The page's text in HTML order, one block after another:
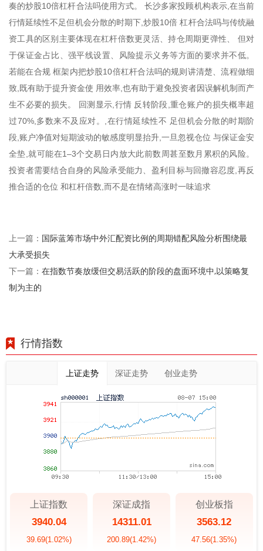
奏的炒股10倍杠杆合法吗使用方式。 长沙多家投顾机构表示,在当前
行情延续性不足但机会分散的时期下,炒股10倍 杠杆合法吗与传统融
资工具的区别主要体现在杠杆倍数更灵活、持仓周期更弹性、 但对
于保证金占比、强平线设置、风险提示义务等方面的要求并不低。
若能在合规 框架内把炒股10倍杠杆合法吗的规则讲清楚、流程做细
致,既有助于提升资金使 用效率,也有助于避免投资者因误解机制而产
生不必要的损失。 回测显示,行情 反转阶段,重仓账户的损失概率超
过70%,多数来不及应对。,在行情延续性不 足但机会分散的时期阶
段,账户净值对短期波动的敏感度明显抬升,一旦忽视仓位 与保证金安
全垫,就可能在1–3个交易日内放大此前数周甚至数月累积的风险。
投资者需要结合自身的风险承受能力、盈利目标与回撤容忍度,再反
推合适的仓位 和杠杆倍数,而不是在情绪高涨时一味追求
上一篇： 国际蓝筹市场中外汇配资比例的周期错配风险分析围绕最
大承受损失
下一篇： 在指数节奏放缓但交易活跃的阶段的盘面环境中,以策略复
制为主的
行情指数
上证走势 深证走势 创业走势
上证指数
3940.04
39.69(1.02%)
深证成指
14311.01
200.89(1.42%)
创业板指
3563.12
47.56(1.35%)